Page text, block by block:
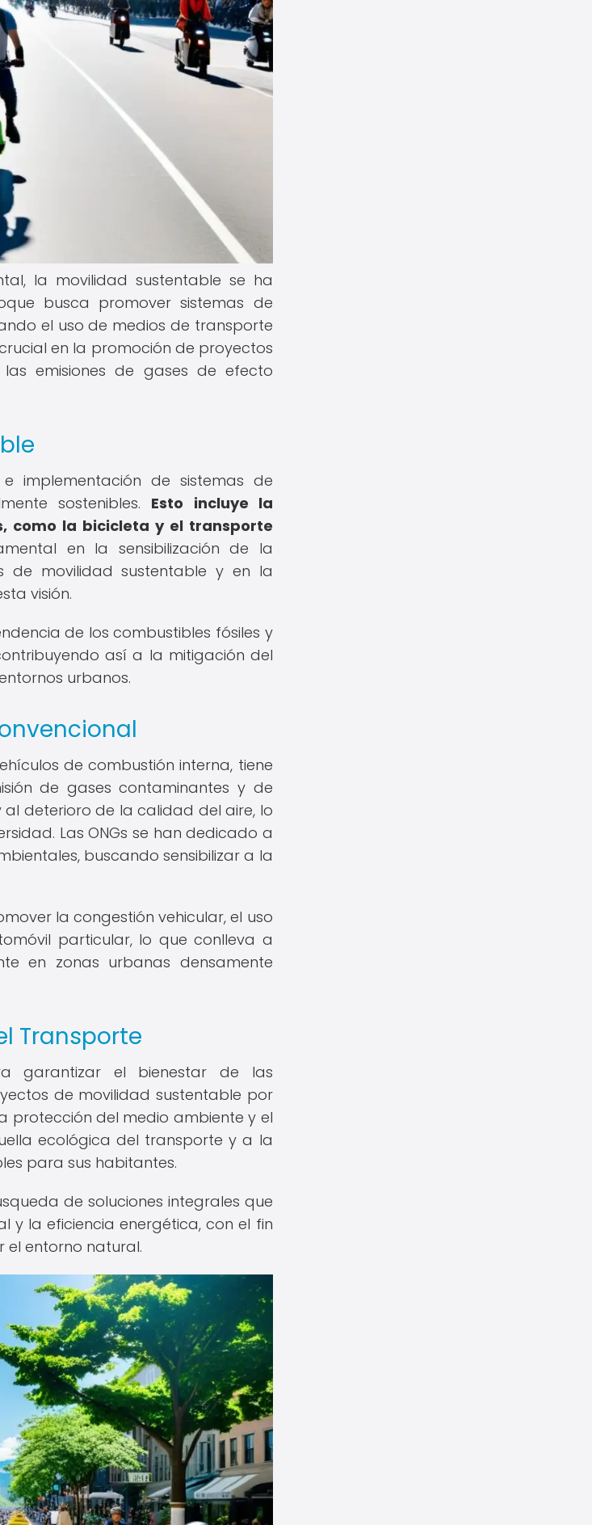
la movilidad sustentable se ha
busca promover sistemas de
el uso de medios de transporte
en la promoción de proyectos
emisiones de gases de efecto
implementación de sistemas de
sostenibles. Esto incluye la
como la bicicleta y el transporte
en la sensibilización de la
movilidad sustentable y en la
visión.
de los combustibles fósiles y
así a la mitigación del
urbanos.
de combustión interna, tiene
de gases contaminantes y de
deterioro de la calidad del aire, lo
Las ONGs se han dedicado a
buscando sensibilizar a la
la congestión vehicular, el uso
particular, lo que conlleva a
en zonas urbanas densamente
Transporte
garantizar el bienestar de las
de movilidad sustentable por
protección del medio ambiente y el
ecológica del transporte y a la
para sus habitantes.
de soluciones integrales que
y la eficiencia energética, con el fin
entorno natural.